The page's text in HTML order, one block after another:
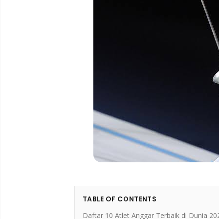
TABLE OF CONTENTS
Daftar 10 Atlet Anggar Terbaik di Dunia